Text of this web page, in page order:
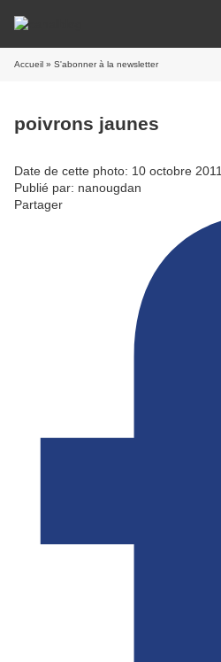
Accueil » S'abonner à la newsletter
poivrons jaunes
Date de cette photo: 10 octobre 2011
Publié par: nanougdan
Partager